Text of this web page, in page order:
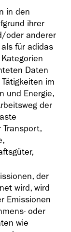
in den
ihrer
oder anderer
als für adidas
Daten
im
und Energie,
der
der
wird, wird
Emissionen
oder
wie